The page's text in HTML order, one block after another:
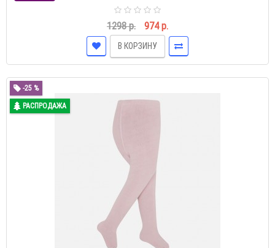
1298 р. 974 р.
В КОРЗИНУ
-25 %
РАСПРОДАЖА